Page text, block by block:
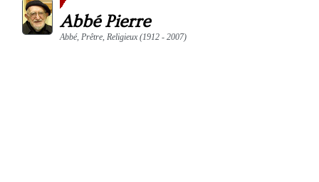
Abbé Pierre
Abbé, Prêtre, Religieux (1912 - 2007)